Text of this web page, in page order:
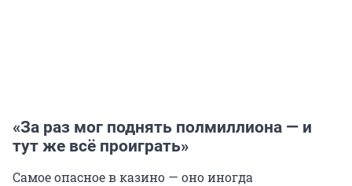
«За раз мог поднять полмиллиона — и
тут же всё проиграть»
Самое опасное в казино — оно иногда